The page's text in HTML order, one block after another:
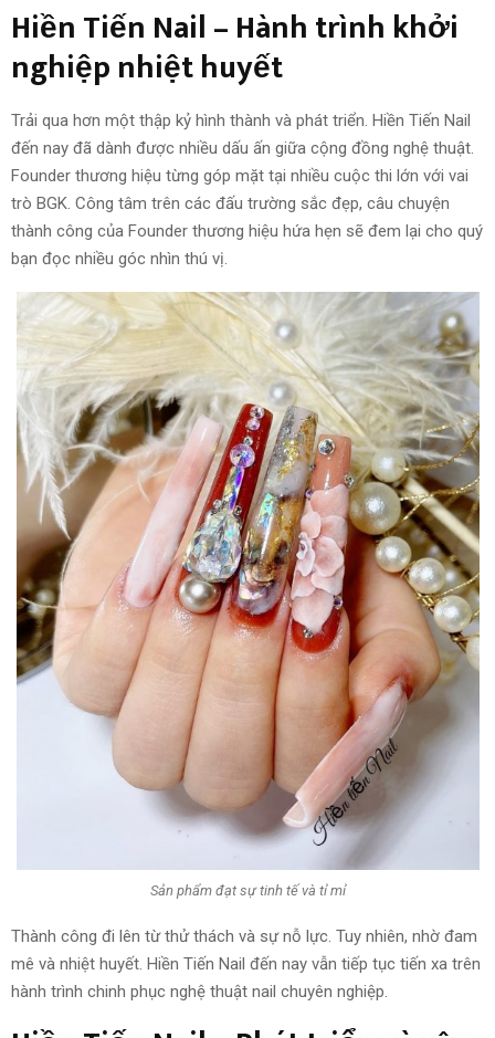
Hiền Tiến Nail – Hành trình khởi
nghiệp nhiệt huyết
Trải qua hơn một thập kỷ hình thành và phát triển. Hiền Tiến Nail
đến nay đã dành được nhiều dấu ấn giữa cộng đồng nghệ thuật.
Founder thương hiệu từng góp mặt tại nhiều cuộc thi lớn với vai
trò BGK. Công tâm trên các đấu trường sắc đẹp, câu chuyện
thành công của Founder thương hiệu hứa hẹn sẽ đem lại cho quý
bạn đọc nhiều góc nhìn thú vị.
Sản phẩm đạt sự tinh tế và tỉ mỉ
Thành công đi lên từ thử thách và sự nỗ lực. Tuy nhiên, nhờ đam
mê và nhiệt huyết. Hiền Tiến Nail đến nay vẫn tiếp tục tiến xa trên
hành trình chinh phục nghệ thuật nail chuyên nghiệp.